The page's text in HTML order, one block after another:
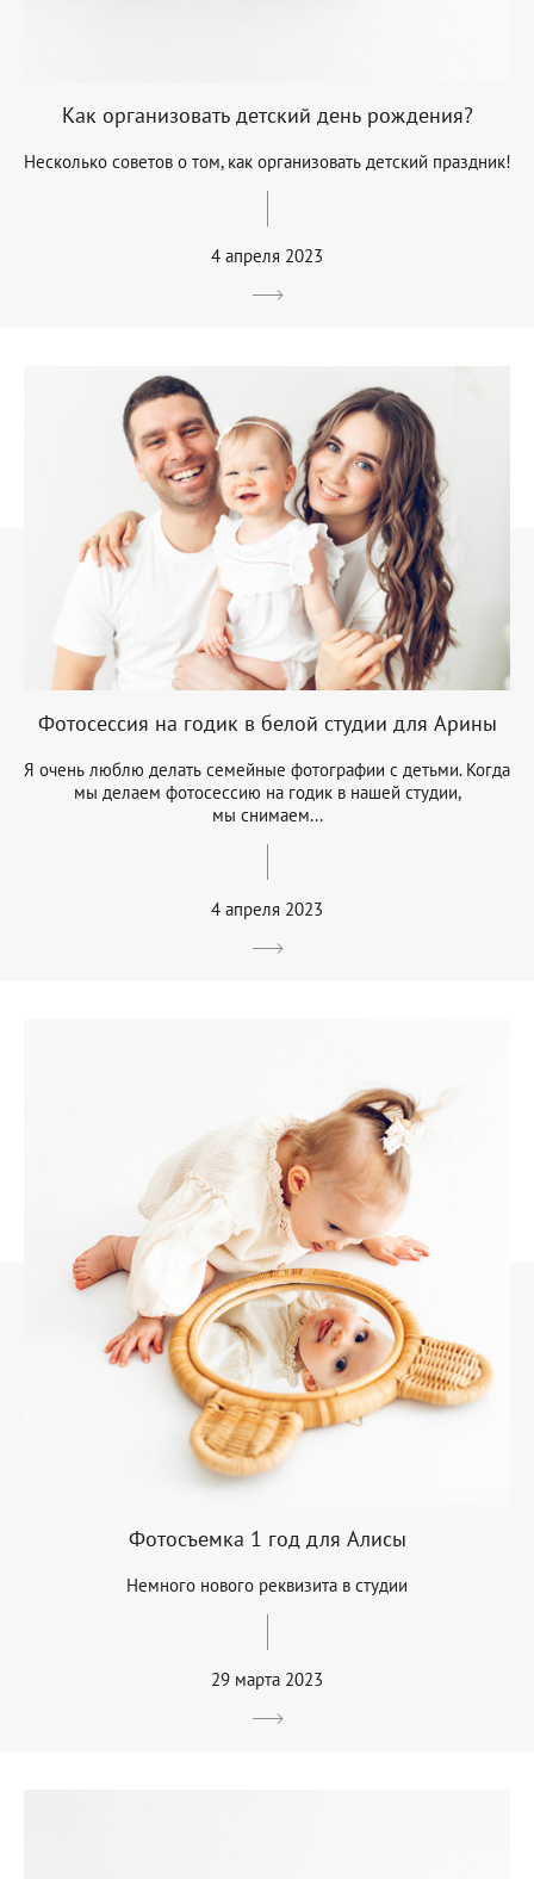
Как организовать детский день рождения?
Несколько советов о том, как организовать детский праздник!
4 апреля 2023
Фотосессия на годик в белой студии для Арины
Я очень люблю делать семейные фотографии с детьми. Когда
мы делаем фотосессию на годик в нашей студии,
мы снимаем...
4 апреля 2023
Фотосъемка 1 год для Алисы
Немного нового реквизита в студии
29 марта 2023